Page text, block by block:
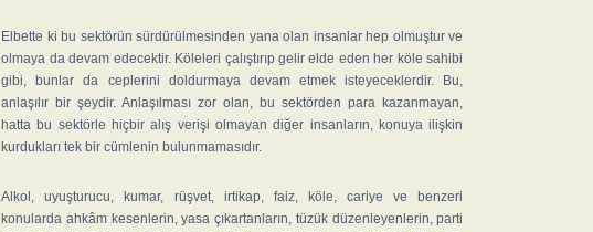
Elbette ki bu sektörün sürdürülmesinden yana olan insanlar hep olmuştur ve
olmaya da devam edecektir. Köleleri çalıştırıp gelir elde eden her köle sahibi
gibi, bunlar da ceplerini doldurmaya devam etmek isteyeceklerdir. Bu,
anlaşılır bir şeydir. Anlaşılması zor olan, bu sektörden para kazanmayan,
hatta bu sektörle hiçbir alış verişi olmayan diğer insanların, konuya ilişkin
kurdukları tek bir cümlenin bulunmamasıdır.
Alkol, uyuşturucu, kumar, rüşvet, irtikap, faiz, köle, cariye ve benzeri
konularda ahkâm kesenlerin, yasa çıkartanların, tüzük düzenleyenlerin, parti